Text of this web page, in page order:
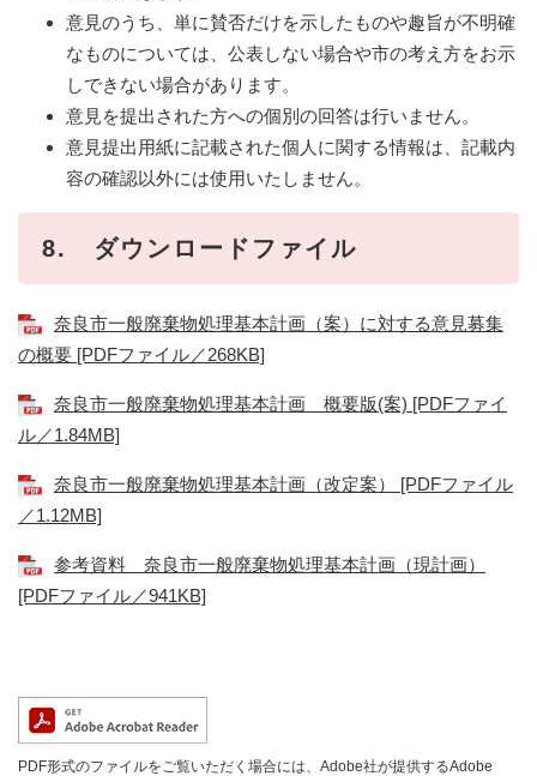
意見のうち、単に賛否だけを示したものや趣旨が不明確
なものについては、公表しない場合や市の考え方をお示
しできない場合があります。
意見を提出された方への個別の回答は行いません。
意見提出用紙に記載された個人に関する情報は、記載内
容の確認以外には使用いたしません。
8. ダウンロードファイル
奈良市一般廃棄物処理基本計画（案）に対する意見募集
の概要 [PDFファイル／268KB]
奈良市一般廃棄物処理基本計画 概要版(案) [PDFファイ
ル／1.84MB]
奈良市一般廃棄物処理基本計画（改定案） [PDFファイル
／1.12MB]
参考資料 奈良市一般廃棄物処理基本計画（現計画）
[PDFファイル／941KB]
PDF形式のファイルをご覧いただく場合には、Adobe社が提供するAdobe